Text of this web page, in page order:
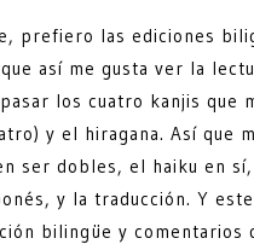
prefiero las ediciones
así me gusta ver la
los cuatro kanjis que
y el hiragana. Así que
ser dobles, el haiku en
y la traducción. Y este
bilingüe y comentarios